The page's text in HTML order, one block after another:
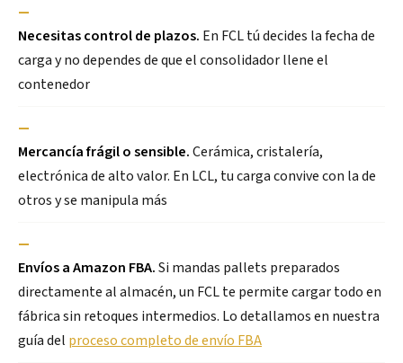
—
Necesitas control de plazos. En FCL tú decides la fecha de
carga y no dependes de que el consolidador llene el
contenedor
—
Mercancía frágil o sensible.Cerámica, cristalería,
electrónica de alto valor. En LCL, tu carga convive con la de
otros y se manipula más
—
Envíos a Amazon FBA.Si mandas pallets preparados
directamente al almacén, un FCL te permite cargar todo en
fábrica sin retoques intermedios. Lo detallamos en nuestra
guía del proceso completo de envío FBA